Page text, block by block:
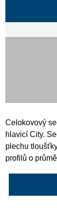
Celokovový
hlavicí City.
plechu
profilů o